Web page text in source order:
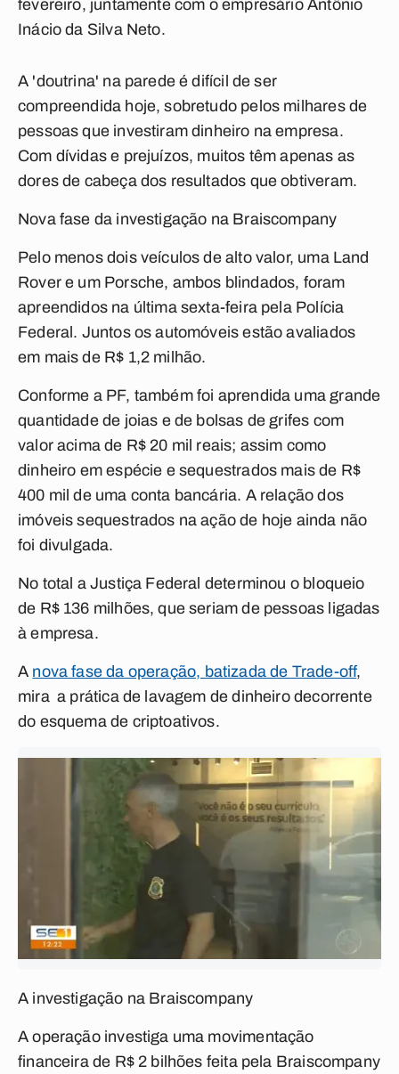
fevereiro, juntamente com o empresário Antônio
Inácio da Silva Neto.
A 'doutrina' na parede é difícil de ser
compreendida hoje, sobretudo pelos milhares de
pessoas que investiram dinheiro na empresa.
Com dívidas e prejuízos, muitos têm apenas as
dores de cabeça dos resultados que obtiveram.
Nova fase da investigação na Braiscompany
Pelo menos dois veículos de alto valor, uma Land
Rover e um Porsche, ambos blindados, foram
apreendidos na última sexta-feira pela Polícia
Federal. Juntos os automóveis estão avaliados
em mais de R$ 1,2 milhão.
Conforme a PF, também foi aprendida uma grande
quantidade de joias e de bolsas de grifes com
valor acima de R$ 20 mil reais; assim como
dinheiro em espécie e sequestrados mais de R$
400 mil de uma conta bancária. A relação dos
imóveis sequestrados na ação de hoje ainda não
foi divulgada.
No total a Justiça Federal determinou o bloqueio
de R$ 136 milhões, que seriam de pessoas ligadas
à empresa.
A nova fase da operação, batizada de Trade-off,
mira a prática de lavagem de dinheiro decorrente
do esquema de criptoativos.
A investigação na Braiscompany
A operação investiga uma movimentação
financeira de R$ 2 bilhões feita pela Braiscompany